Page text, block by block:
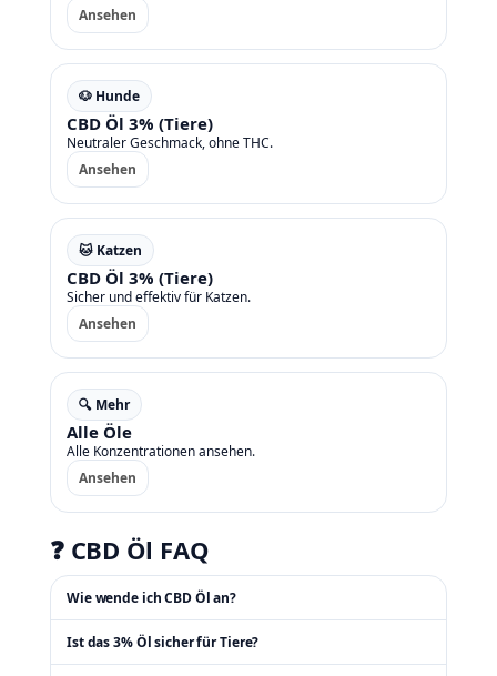
Ansehen
🐶 Hunde
CBD Öl 3% (Tiere)
Neutraler Geschmack, ohne THC.
Ansehen
🐱 Katzen
CBD Öl 3% (Tiere)
Sicher und effektiv für Katzen.
Ansehen
🔍 Mehr
Alle Öle
Alle Konzentrationen ansehen.
Ansehen
❓ CBD Öl FAQ
Wie wende ich CBD Öl an?
Ist das 3% Öl sicher für Tiere?